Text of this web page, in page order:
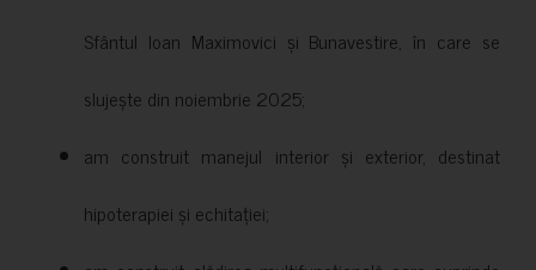
Sfântul Ioan Maximovici și Bunavestire, în care se
slujește din noiembrie 2025;
am construit manejul interior și exterior, destinat
hipoterapiei și echitației;